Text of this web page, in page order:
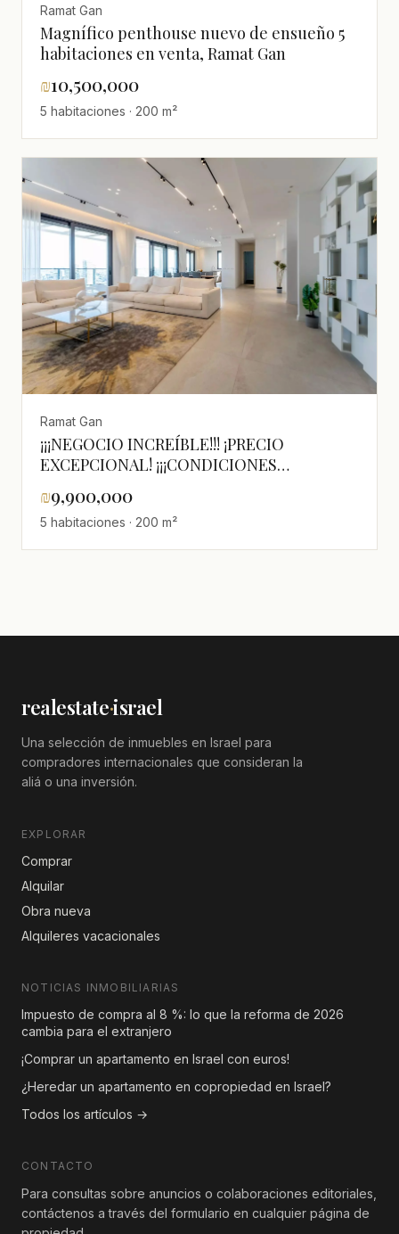
Ramat Gan
Magnífico penthouse nuevo de ensueño 5
habitaciones en venta, Ramat Gan
₪10,500,000
5 habitaciones · 200 m²
Ramat Gan
¡¡¡NEGOCIO INCREÍBLE!!! ¡PRECIO
EXCEPCIONAL! ¡¡¡CONDICIONES
₪9,900,000
5 habitaciones · 200 m²
realestate·israel
Una selección de inmuebles en Israel para
compradores internacionales que consideran la
aliá o una inversión.
EXPLORAR
Comprar
Alquilar
Obra nueva
Alquileres vacacionales
NOTICIAS INMOBILIARIAS
Impuesto de compra al 8 %: lo que la reforma de 2026
cambia para el extranjero
¡Comprar un apartamento en Israel con euros!
¿Heredar un apartamento en copropiedad en Israel?
Todos los artículos →
CONTACTO
Para consultas sobre anuncios o colaboraciones editoriales,
contáctenos a través del formulario en cualquier página de